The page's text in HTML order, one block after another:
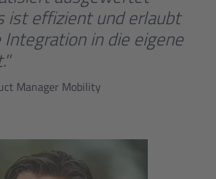
ist effizient und erlaubt
in die eigene
Manager Mobility